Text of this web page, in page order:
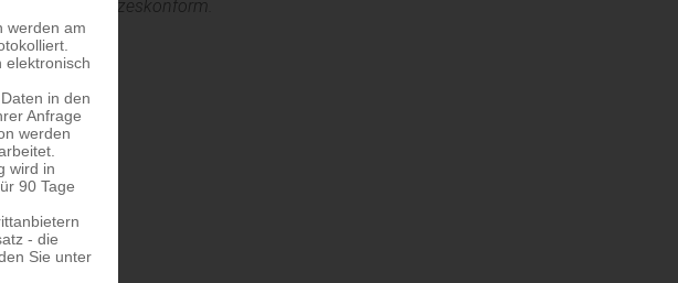
werden am
elektronisch
in den
Anfrage
werden
wird in
90 Tage
- die
Sie unter
und gesetzeskonform.